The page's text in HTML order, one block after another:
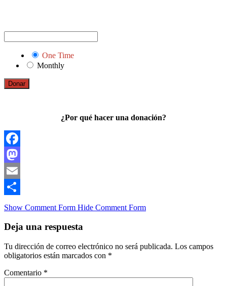
One Time
Monthly
Donar
¿Por qué hacer una donación?
Facebook
Mastodon
Email
Compartir
Show Comment Form Hide Comment Form
Deja una respuesta
Tu dirección de correo electrónico no será publicada. Los campos
obligatorios están marcados con *
Comentario *